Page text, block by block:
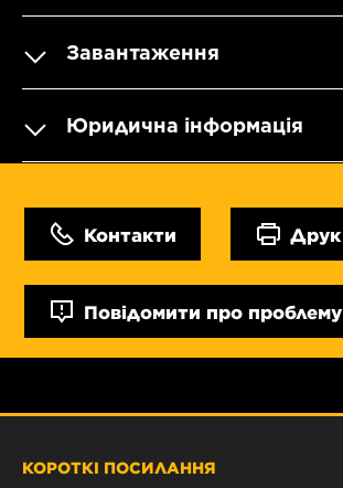
Завантаження
Юридична інформація
Контакти Друк
Повідомити про проблему
КОРОТКІ ПОСИЛАННЯ